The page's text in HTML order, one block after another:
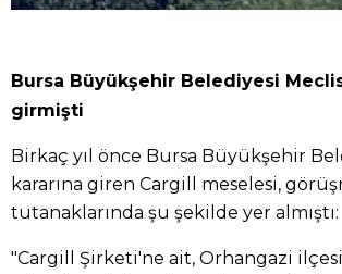
Bursa Büyükşehir Belediyesi
girmişti
Birkaç yıl önce Bursa Büyükşehir
kararına giren Cargill meselesi,
tutanaklarında şu şekilde yer almıştı:
"Cargill Şirketi'ne ait, Orhangazi